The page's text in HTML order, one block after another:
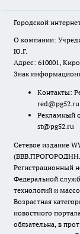
Городской
О компании:
Ю.Г.
Адрес: 610001,
Знак
Контакты:
red@pg52.ru
Рекламный
st@pg52.ru
Сетевое издание
Регистрационный
Федеральной
технологий и
Возрастная
новостного
обязательна, в